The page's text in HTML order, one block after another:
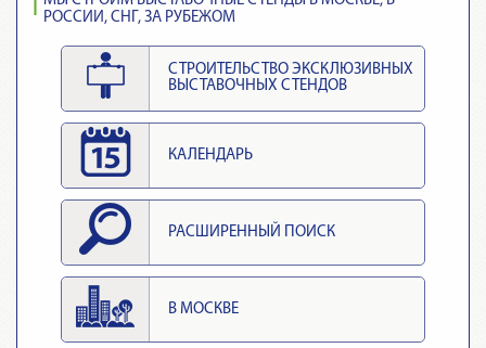
РОССИИ, СНГ, ЗА РУБЕЖОМ
СТРОИТЕЛЬСТВО ЭКСКЛЮЗИВНЫХ
ВЫСТАВОЧНЫХ СТЕНДОВ
КАЛЕНДАРЬ
РАСШИРЕННЫЙ ПОИСК
В МОСКВЕ